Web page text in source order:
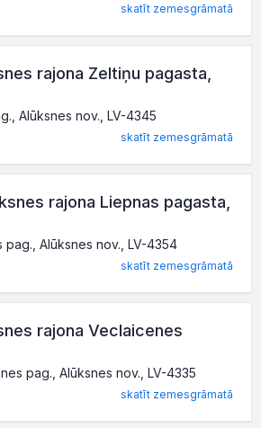
skatīt zemesgrāmatā
rajona Zeltiņu pagasta,
Alūksnes nov., LV-4345
skatīt zemesgrāmatā
rajona Liepnas pagasta,
Alūksnes nov., LV-4354
skatīt zemesgrāmatā
rajona Veclaicenes
pag., Alūksnes nov., LV-4335
skatīt zemesgrāmatā